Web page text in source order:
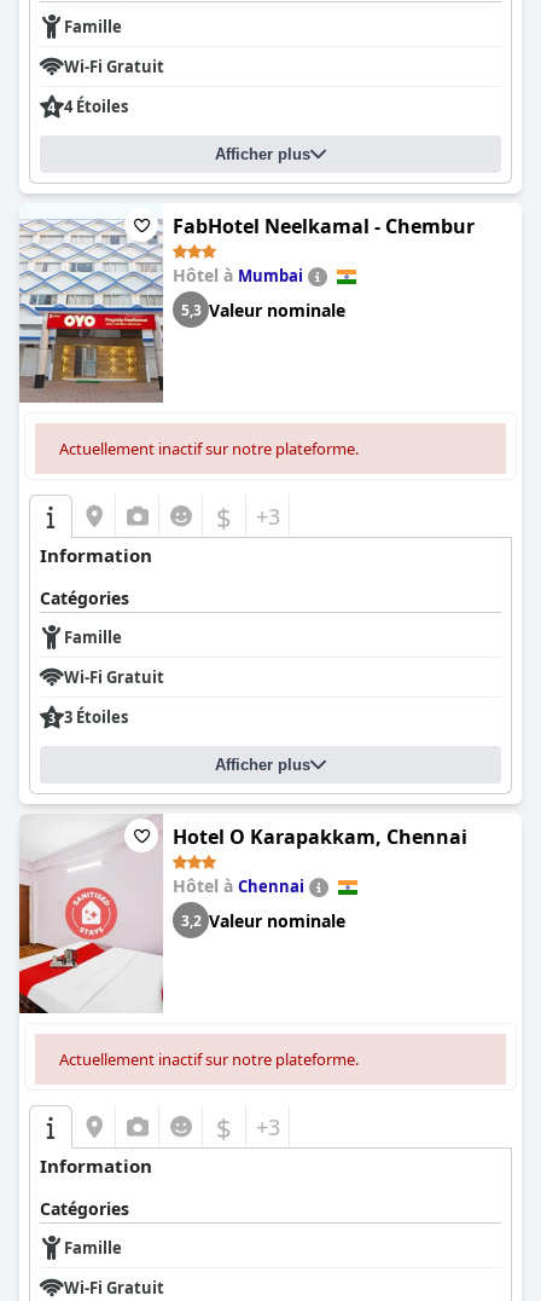
Famille
Wi-Fi Gratuit
4 Étoiles
Afficher plus
FabHotel Neelkamal - Chembur
Hôtel à Mumbai
5,3 Valeur nominale
Actuellement inactif sur notre plateforme.
$ +3
Information
Catégories
Famille
Wi-Fi Gratuit
3 Étoiles
Afficher plus
Hotel O Karapakkam, Chennai
Hôtel à Chennai
3,2 Valeur nominale
Actuellement inactif sur notre plateforme.
$ +3
Information
Catégories
Famille
Wi-Fi Gratuit